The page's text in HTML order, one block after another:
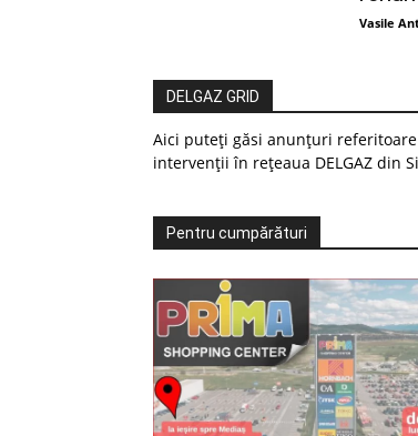
Vasile
DELGAZ GRID
Aici puteți găsi anunțuri
intervenții în rețeaua DELGAZ din
Pentru cumpărături